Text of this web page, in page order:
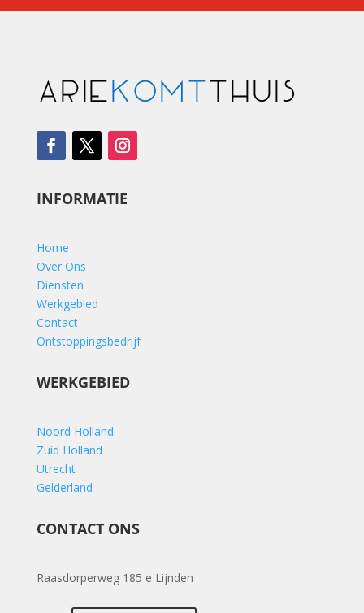
INFORMATIE
Home
Over Ons
Diensten
Werkgebied
Contact
Ontstoppingsbedrijf
WERKGEBIED
Noord Holland
Zuid Holland
Utrecht
Gelderland
CONTACT ONS
Raasdorperweg 185 e Lijnden